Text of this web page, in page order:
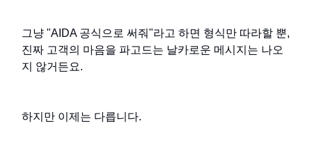
그냥 "AIDA 공식으로 써줘"라고 하면 형식만 따라할 뿐,
진짜 고객의 마음을 파고드는 날카로운 메시지는 나오
지 않거든요.
하지만 이제는 다릅니다.